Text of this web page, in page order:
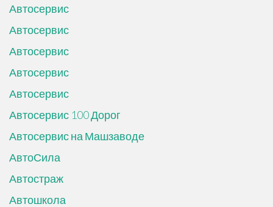
Автосервис
Автосервис
Автосервис
Автосервис
Автосервис
Автосервис 100 Дорог
Автосервис на Машзаводе
АвтоСила
Автостраж
Автошкола